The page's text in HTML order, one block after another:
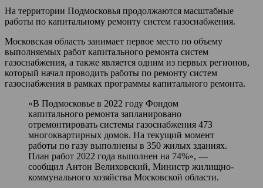
На территории Подмосковья продолжаются масштабные
работы по капитальному ремонту систем газоснабжения.
Московская область занимает первое место по объему
выполняемых работ капитального ремонта систем
газоснабжения, а также является одним из первых регионов,
который начал проводить работы по ремонту систем
газоснабжения в рамках программы капитального ремонта.
«В Подмосковье в 2022 году Фондом
капитального ремонта запланировано
отремонтировать системы газоснабжения 473
многоквартирных домов. На текущий момент
работы по газу выполнены в 350 жилых зданиях.
План работ 2022 года выполнен на 74%», —
сообщил Антон Велиховский, Министр жилищно-
коммунального хозяйства Московской области.